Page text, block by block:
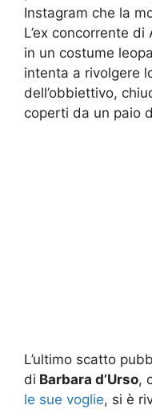
Instagram che la
L’ex concorrente
in un costume
intenta a rivolgere
dell’obbiettivo,
coperti da un paio
L’ultimo scatto
di Barbara d’Urso,
le sue voglie, si è